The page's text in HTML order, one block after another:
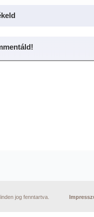
jog fenntartva.